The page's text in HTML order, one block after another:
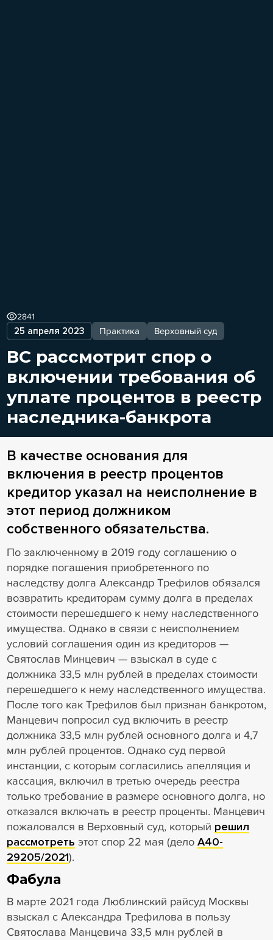
25 апреля 2023 Практика Верховный суд
2841
ВС рассмотрит спор о
включении требования об
уплате процентов в реестр
наследника-банкрота
В качестве основания для
включения в реестр процентов
кредитор указал на неисполнение в
этот период должником
собственного обязательства.
По заключенному в 2019 году соглашению о
порядке погашения приобретенного по
наследству долга Александр Трефилов обязался
возвратить кредиторам сумму долга в пределах
стоимости перешедшего к нему наследственного
имущества. Однако в связи с неисполнением
условий соглашения один из кредиторов —
Святослав Минцевич — взыскал в суде с
должника 33,5 млн рублей в пределах стоимости
перешедшего к нему наследственного имущества.
После того как Трефилов был признан банкротом,
Манцевич попросил суд включить в реестр
должника 33,5 млн рублей основного долга и 4,7
млн рублей процентов. Однако суд первой
инстанции, с которым согласились апелляция и
кассация, включил в третью очередь реестра
только требование в размере основного долга, но
отказался включать в реестр проценты. Манцевич
пожаловался в Верховный суд, который решил
рассмотреть этот спор 22 мая (дело А40-
29205/2021).
Фабула
В марте 2021 года Люблинский райсуд Москвы
взыскал с Александра Трефилова в пользу
Святослава Манцевича 33,5 млн рублей в